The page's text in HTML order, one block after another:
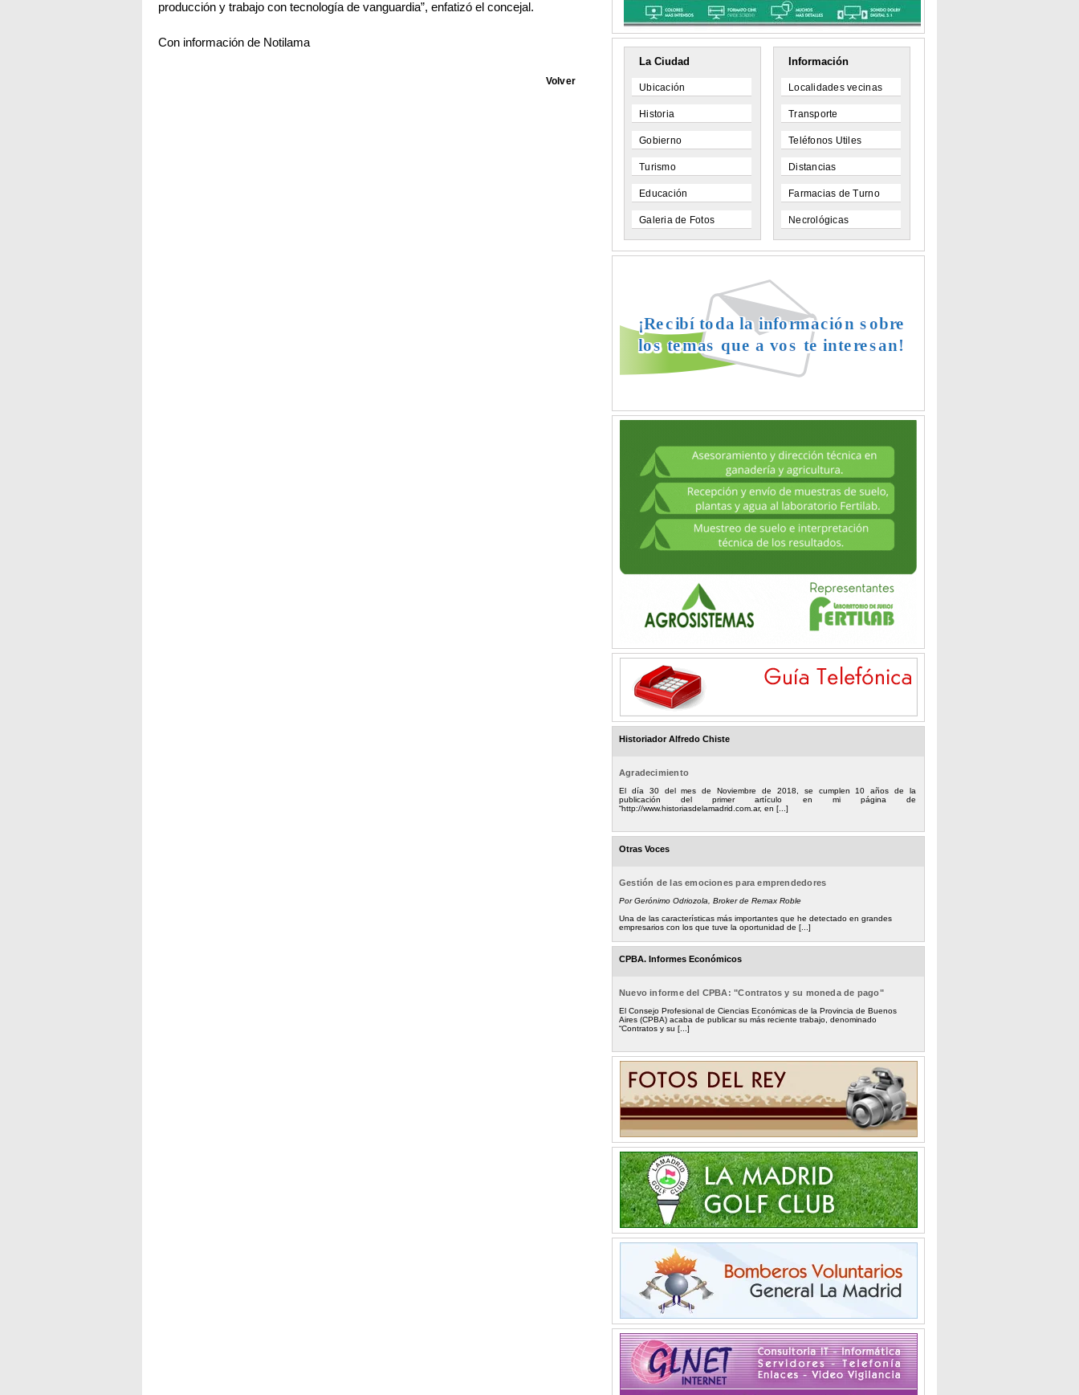
producción y trabajo con tecnología de vanguardia”, enfatizó el concejal.
Con información de Notilama
Volver
La Ciudad
Ubicación
Historia
Gobierno
Turismo
Educación
Galeria de Fotos
Información
Localidades vecinas
Transporte
Teléfonos Utiles
Distancias
Farmacias de Turno
Necrológicas
Historiador Alfredo Chiste
Agradecimiento
El día 30 del mes de Noviembre de 2018, se cumplen 10 años de la
publicación del primer artículo en mi página de
“http://www.historiasdelamadrid.com.ar, en [...]
Otras Voces
Gestión de las emociones para emprendedores
Por Gerónimo Odriozola, Broker de Remax Roble
Una de las características más importantes que he detectado en grandes
empresarios con los que tuve la oportunidad de [...]
CPBA. Informes Económicos
Nuevo informe del CPBA: "Contratos y su moneda de pago"
El Consejo Profesional de Ciencias Económicas de la Provincia de Buenos
Aires (CPBA) acaba de publicar su más reciente trabajo, denominado
“Contratos y su [...]